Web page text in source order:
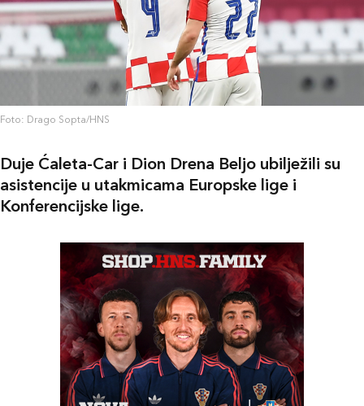
Foto: Drago Sopta/HNS
Duje Ćaleta-Car i Dion Drena Beljo ubilježili su
asistencije u utakmicama Europske lige i
Konferencijske lige.